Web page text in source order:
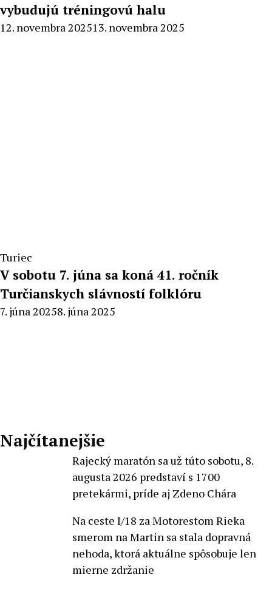
vybudujú tréningovú halu
By
12. novembra 202513. novembra 2025
Turiec
V sobotu 7. júna sa koná 41. ročník
Turčianskych slávností folklóru
By
7. júna 20258. júna 2025
Najčítanejšie
Rajecký maratón sa už túto sobotu, 8.
augusta 2026 predstaví s 1700
pretekármi, príde aj Zdeno Chára
Na ceste I/18 za Motorestom Rieka
smerom na Martin sa stala dopravná
nehoda, ktorá aktuálne spôsobuje len
mierne zdržanie